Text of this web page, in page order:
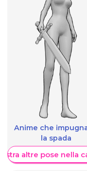
Anime che
la spada
altre pose nella